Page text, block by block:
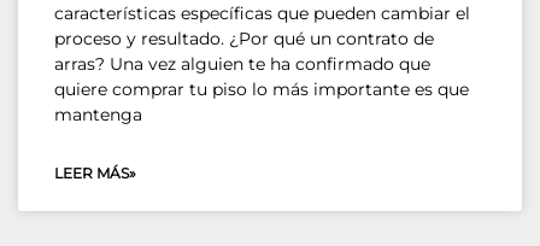
características específicas que pueden cambiar el
proceso y resultado. ¿Por qué un contrato de
arras? Una vez alguien te ha confirmado que
quiere comprar tu piso lo más importante es que
mantenga
LEER MÁS»